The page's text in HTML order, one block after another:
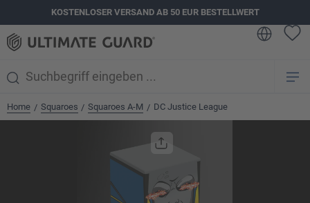
springenKOSTENLOSER VERSAND AB 50 EUR BESTELLWERT
Home / Squaroes / Squaroes A-M / DC Justice League